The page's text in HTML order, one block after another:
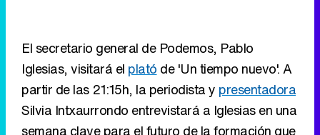
El secretario general de Podemos, Pablo
Iglesias, visitará el plató de 'Un tiempo nuevo'. A
partir de las 21:15h, la periodista y presentadora
Silvia Intxaurrondo entrevistará a Iglesias en una
semana clave para el futuro de la formación que